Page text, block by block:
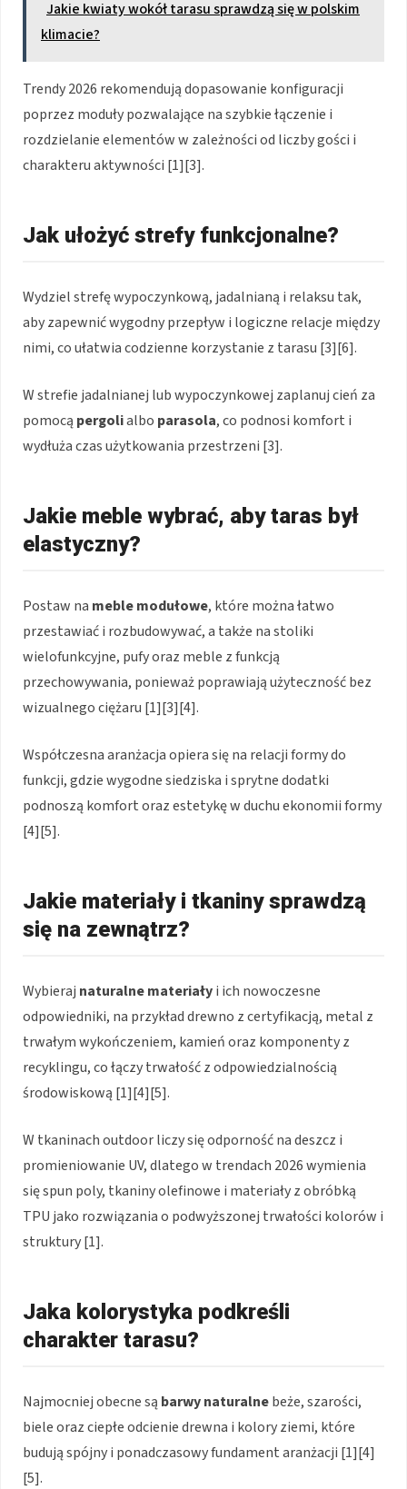
Jakie kwiaty wokół tarasu sprawdzą się w polskim
klimacie?
Trendy 2026 rekomendują dopasowanie konfiguracji
poprzez moduły pozwalające na szybkie łączenie i
rozdzielanie elementów w zależności od liczby gości i
charakteru aktywności [1][3].
Jak ułożyć strefy funkcjonalne?
Wydziel strefę wypoczynkową, jadalnianą i relaksu tak,
aby zapewnić wygodny przepływ i logiczne relacje między
nimi, co ułatwia codzienne korzystanie z tarasu [3][6].
W strefie jadalnianej lub wypoczynkowej zaplanuj cień za
pomocą pergolialbo parasola, co podnosi komfort i
wydłuża czas użytkowania przestrzeni [3].
Jakie meble wybrać, aby taras był
elastyczny?
Postaw na meble modułowe, które można łatwo
przestawiać i rozbudowywać, a także na stoliki
wielofunkcyjne, pufy oraz meble z funkcją
przechowywania, ponieważ poprawiają użyteczność bez
wizualnego ciężaru [1][3][4].
Współczesna aranżacja opiera się na relacji formy do
funkcji, gdzie wygodne siedziska i sprytne dodatki
podnoszą komfort oraz estetykę w duchu ekonomii formy
[4][5].
Jakie materiały i tkaniny sprawdzą
się na zewnątrz?
Wybieraj naturalne materiałyi ich nowoczesne
odpowiedniki, na przykład drewno z certyfikacją, metal z
trwałym wykończeniem, kamień oraz komponenty z
recyklingu, co łączy trwałość z odpowiedzialnością
środowiskową [1][4][5].
W tkaninach outdoor liczy się odporność na deszcz i
promieniowanie UV, dlatego w trendach 2026 wymienia
się spun poly, tkaniny olefinowe i materiały z obróbką
TPU jako rozwiązania o podwyższonej trwałości kolorów i
struktury [1].
Jaka kolorystyka podkreśli
charakter tarasu?
Najmocniej obecne są barwy naturalnebeże, szarości,
biele oraz ciepłe odcienie drewna i kolory ziemi, które
budują spójny i ponadczasowy fundament aranżacji [1][4]
[5].